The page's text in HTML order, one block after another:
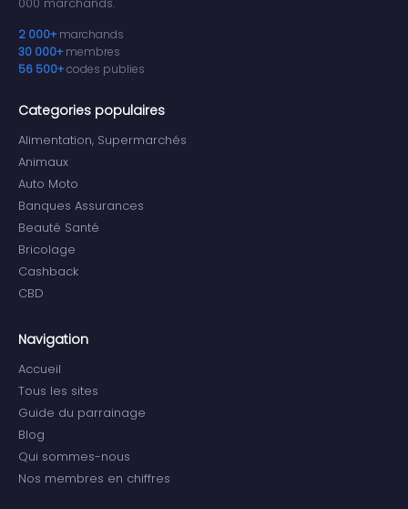
2 000+ marchands
30 000+ membres
56 500+codes publies
Categories populaires
Alimentation, Supermarchés
Animaux
Auto Moto
Banques Assurances
Beauté Santé
Bricolage
Cashback
CBD
Navigation
Accueil
Tous les sites
Guide du parrainage
Blog
Qui sommes-nous
Nos membres en chiffres